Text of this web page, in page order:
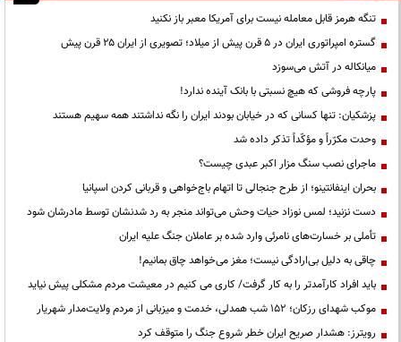
تنگه هرمز قابل معامله نیست برای آمریکا معبر باز نکنید
گستره امپراتوری ایران در ۵ قرن پیش از میلاد؛ تصویری از ایران ۲۵ قرن پیش
میانکاله در آتش می‌سوزد
پارچه فروشی که هیچ نسبتی با بانک آینده ندارد!
پزشکیان: تنها کسانی که در خیابان بودند ایران را نگه نداشتند همه سهیم هستند
وحدت مکرّراً و مؤکّداً تذکر داده شد
ماجرای نصب سنگ مزار اکبر عبدی چیست؟
بحران اینفانتینو؛ از طرح جنجالی تا اتهام باج‌خواهی و قربانی کردن اسپانیا
دست نزنید؛ لمس نوزاد حیات وحش می‌تواند منجر به رد شدنشان توسط مادرشان شود
تأملی بر خسارت‌های نامرئی وارد شده بر عاملان جنگ علیه ایران
چاقی به دلیل بی‌ارادگی نیست؛ مغز می‌خواهد چاق بمانیم!
باید افراد کارآمدتر را به کار گرفت/ کاری می کنیم در معیشت مردم مشکلی پیش نیاید
موکب شهدای رزکان؛ ۱۵۲ شب همدلی، خدمت و میزبانی از مردم ولایت‌مدار شهریار
رویترز: هشدار صریح ایران خطر شروع جنگ را متوقف کرد